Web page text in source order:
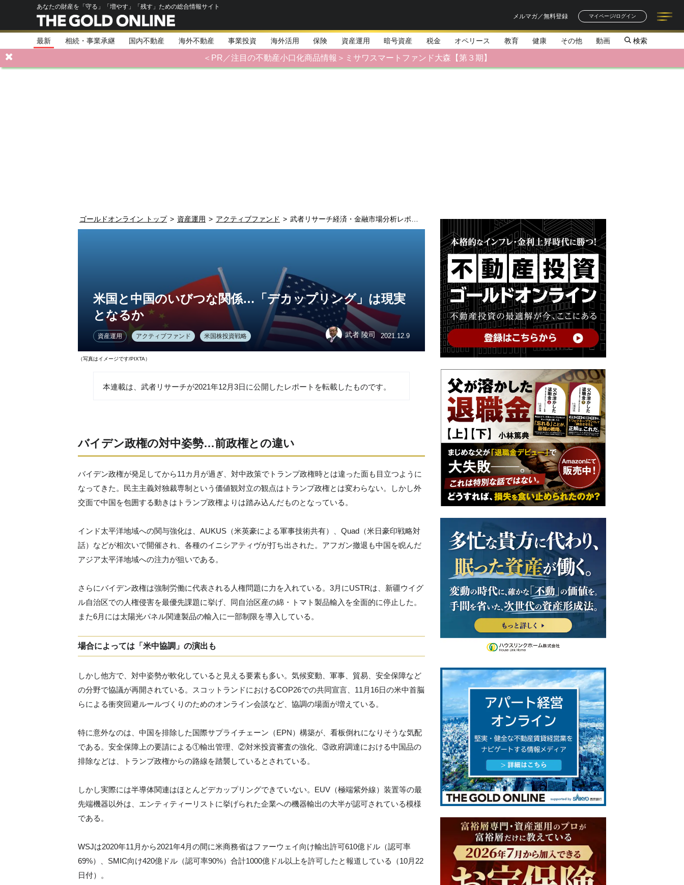
あなたの財産を「守る」「増やす」「残す」ための総合情報サイト
メルマガ／無料登録
マイページ/ログイン
記事一覧
著者一覧
最新 相続・事業承継 国内不動産 海外不動産 事業投資 海外活用 保険 資産運用 暗号資産 税金 オペリース 教育 健康 その他 動画 検索
＜PR／注目の不動産小口化商品情報＞ミサワスマートファンド大森【第３期】
ゴールドオンライン トップ > 資産運用 > アクティブファンド >
米国と中国のいびつな関係…「デカップリング」は現実
となるか
資産運用 アクティブファンド 米国株投資戦略 武者 陵司 2021.12.9
（写真はイメージです/PIXTA）
本連載は、武者リサーチが2021年12月3日に公開したレポートを転載したものです。
バイデン政権の対中姿勢…前政権との違い
バイデン政権が発足してから11カ月が過ぎ、対中政策でトランプ政権時とは違った面も目立つように
なってきた。民主主義対独裁専制という価値観対立の観点はトランプ政権とは変わらない。しかし外
交面で中国を包囲する動きはトランプ政権よりは踏み込んだものとなっている。
インド太平洋地域への関与強化は、AUKUS（米英豪による軍事技術共有）、Quad（米日豪印戦略対
話）などが相次いで開催され、各種のイニシアティヴが打ち出された。アフガン撤退も中国を睨んだ
アジア太平洋地域への注力が狙いである。
さらにバイデン政権は強制労働に代表される人権問題に力を入れている。3月にUSTRは、新疆ウイグ
ル自治区での人権侵害を最優先課題に挙げ、同自治区産の綿・トマト製品輸入を全面的に停止した。
また6月には太陽光パネル関連製品の輸入に一部制限を導入している。
場合によっては「米中協調」の演出も
しかし他方で、対中姿勢が軟化していると見える要素も多い。気候変動、軍事、貿易、安全保障など
の分野で協議が再開されている。スコットランドにおけるCOP26での共同宣言、11月16日の米中首脳
らによる衝突回避ルールづくりのためのオンライン会談など、協調の場面が増えている。
特に意外なのは、中国を排除した国際サプライチェーン（EPN）構築が、看板倒れになりそうな気配
である。安全保障上の要請による①輸出管理、②対米投資審査の強化、③政府調達における中国品の
排除などは、トランプ政権からの路線を踏襲しているとされている。
しかし実際には半導体関連はほとんどデカップリングできていない。EUV（極端紫外線）装置等の最
先端機器以外は、エンティティーリストに挙げられた企業への機器輸出の大半が認可されている模様
である。
WSJは2020年11月から2021年4月の間に米商務省はファーウェイ向け輸出許可610億ドル（認可率
69%）、SMIC向け420億ドル（認可率90%）合計1000億ドル以上を許可したと報道している（10月22
日付）。